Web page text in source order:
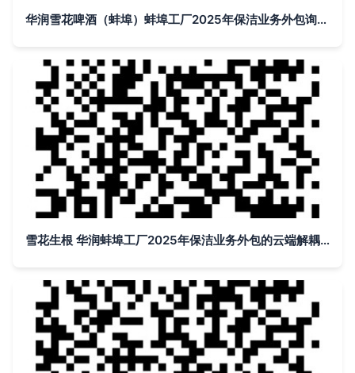
华润雪花啤酒（蚌埠）蚌埠工厂2025年保洁业务外包询价公告 基于云的业务外包服务新模式
雪花生根 华润蚌埠工厂2025年保洁业务外包的云端解耦实践